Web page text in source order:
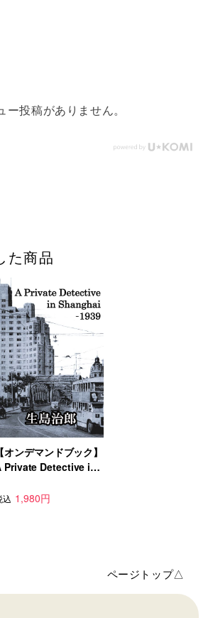
ー投稿がありません。
た商品
【オンデマンドブック】
Private Detective in
込 1,980円
ページトップ△